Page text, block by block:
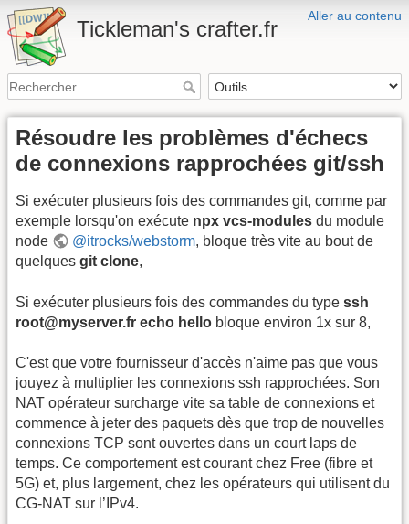
Aller au contenu
Tickleman's crafter.fr
Résoudre les problèmes d'échecs
de connexions rapprochées git/ssh
Si exécuter plusieurs fois des commandes git, comme par
exemple lorsqu'on exécute npx vcs-modules du module
node
@itrocks/webstorm, bloque très vite au bout de
quelques git clone,
Si exécuter plusieurs fois des commandes du type ssh
root@myserver.fr echo hello bloque environ 1x sur 8,
C'est que votre fournisseur d'accès n'aime pas que vous
jouyez à multiplier les connexions ssh rapprochées. Son
NAT opérateur surcharge vite sa table de connexions et
commence à jeter des paquets dès que trop de nouvelles
connexions TCP sont ouvertes dans un court laps de
temps. Ce comportement est courant chez Free (fibre et
5G) et, plus largement, chez les opérateurs qui utilisent du
CG-NAT sur l’IPv4.